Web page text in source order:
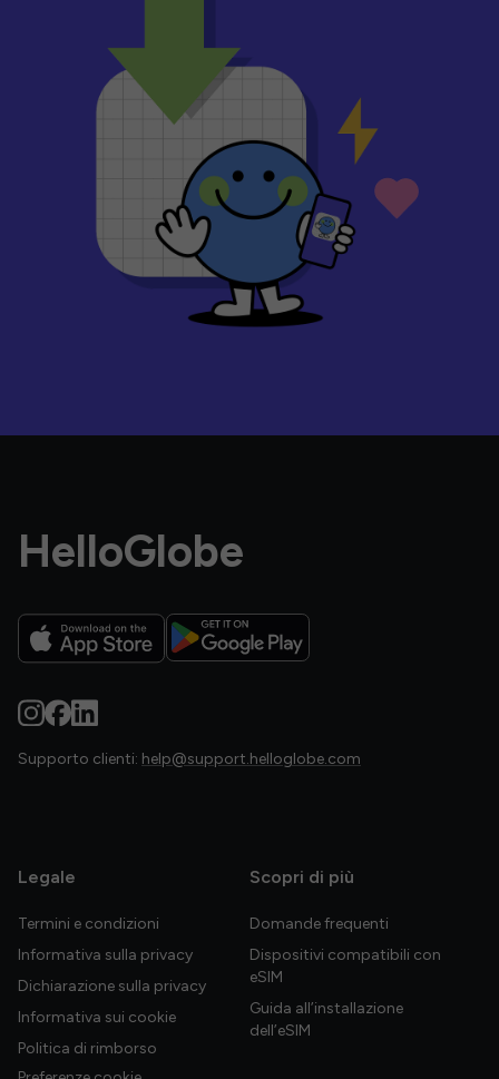
HelloGlobe
Supporto clienti: help@support.helloglobe.com
Legale
Termini e condizioni
Informativa sulla privacy
Dichiarazione sulla privacy
Informativa sui cookie
Politica di rimborso
Scopri di più
Domande frequenti
Dispositivi compatibili con
eSIM
Guida all’installazione
dell’eSIM